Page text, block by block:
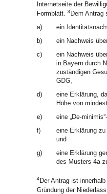
Internetseite der
Formblatt. 3 Dem Antrag
a)
ein
b)
ein Nachweis
c)
ein Nachweis
in Bayern durch
zuständigen
GDG,
d)
eine Erklärung,
Höhe von
e)
eine „De-
f)
eine Erklärung
und
g)
eine Erklärung
des Musters 4a
4Der Antrag ist
Gründung der